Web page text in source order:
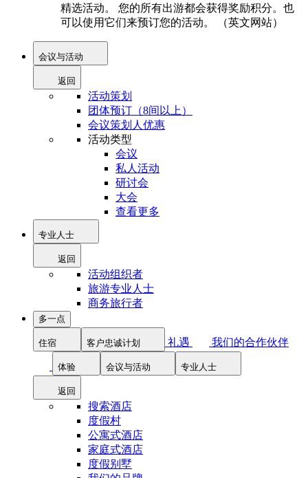
精选活动。 您的所有出游都会获得奖励积分。也
可以使用它们来预订您的活动。 （英文网站）
会议与活动
返回
活动策划
团体预订（8间以上）
会议策划人优惠
活动类型
会议
私人活动
研讨会
大会
查看更多
专业人士
返回
活动组织者
旅游专业人士
商务旅行者
多一点
住宿 客户忠诚计划 礼遇 我们的合作伙伴
体验 会议与活动 专业人士
返回
搜索酒店
度假村
公寓式酒店
家庭式酒店
度假别墅